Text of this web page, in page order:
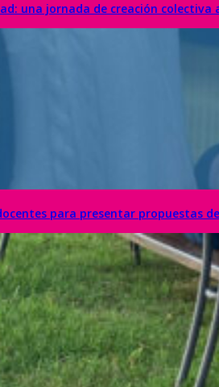
una jornada de creación colectiva
para presentar propuestas